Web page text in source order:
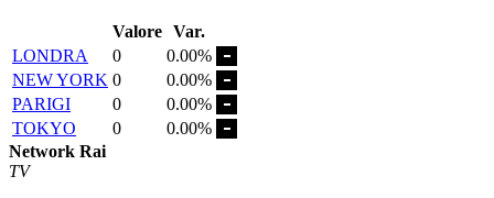
Valore Var.
LONDRA
0
0.00%
NEW YORK 0
0.00%
PARIGI
0
0.00%
TOKYO
0
0.00%
Network Rai
TV